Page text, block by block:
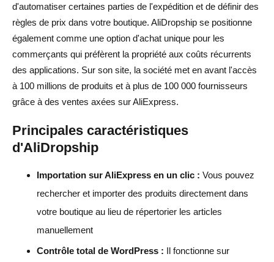
d'automatiser certaines parties de l'expédition et de définir des
règles de prix dans votre boutique. AliDropship se positionne
également comme une option d'achat unique pour les
commerçants qui préfèrent la propriété aux coûts récurrents
des applications. Sur son site, la société met en avant l'accès
à 100 millions de produits et à plus de 100 000 fournisseurs
grâce à des ventes axées sur AliExpress.
Principales caractéristiques
d'AliDropship
Importation sur AliExpress en un clic : Vous pouvez
rechercher et importer des produits directement dans
votre boutique au lieu de répertorier les articles
manuellement
Contrôle total de WordPress : Il fonctionne sur